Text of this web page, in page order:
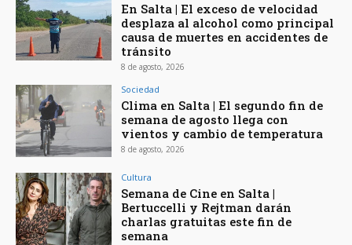
En Salta | El exceso de velocidad
desplaza al alcohol como principal
causa de muertes en accidentes de
tránsito
8 de agosto, 2026
Sociedad
Clima en Salta | El segundo fin de
semana de agosto llega con
vientos y cambio de temperatura
8 de agosto, 2026
Cultura
Semana de Cine en Salta |
Bertuccelli y Rejtman darán
charlas gratuitas este fin de
semana